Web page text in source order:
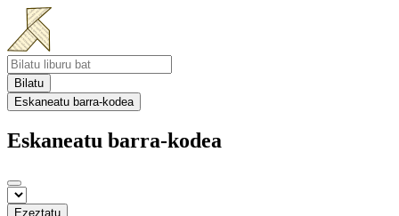
Bilatu
Eskaneatu barra-kodea
Eskaneatu barra-kodea
Ezeztatu